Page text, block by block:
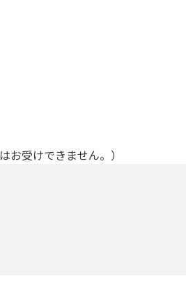
受けできません。）